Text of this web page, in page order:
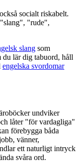
socialt riskabelt.
"rude",
slang som
lär dig tabuord, håll
engelska svordomar
undviker
låter "för vardagliga"
förebygga båda
vänner,
ett naturligt intryck
svåra ord.